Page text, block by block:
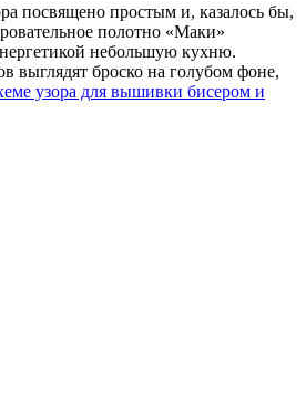
посвящено простым и, казалось бы,
полотно «Маки»
небольшую кухню.
выглядят броско на голубом фоне,
узора для вышивки бисером и